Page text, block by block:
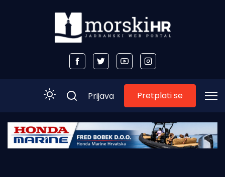
Početna
Prijava Pretplati se